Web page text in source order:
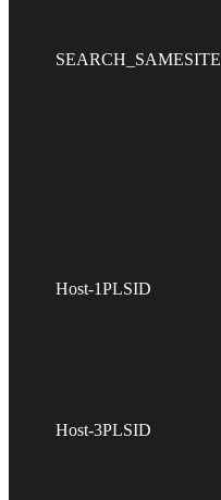
SEARCH_SAMESITE
Host-1PLSID
Host-3PLSID